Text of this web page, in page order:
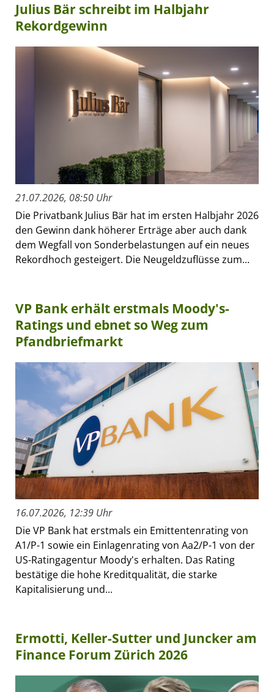
Julius Bär schreibt im Halbjahr
Rekordgewinn
21.07.2026, 08:50 Uhr
Die Privatbank Julius Bär hat im ersten Halbjahr 2026
den Gewinn dank höherer Erträge aber auch dank
dem Wegfall von Sonderbelastungen auf ein neues
Rekordhoch gesteigert. Die Neugeldzuflüsse zum...
VP Bank erhält erstmals Moody's-
Ratings und ebnet so Weg zum
Pfandbriefmarkt
16.07.2026, 12:39 Uhr
Die VP Bank hat erstmals ein Emittentenrating von
A1/P-1 sowie ein Einlagenrating von Aa2/P-1 von der
US-Ratingagentur Moody's erhalten. Das Rating
bestätige die hohe Kreditqualität, die starke
Kapitalisierung und...
Ermotti, Keller-Sutter und Juncker am
Finance Forum Zürich 2026